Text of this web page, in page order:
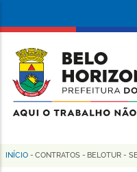
conteúdo
principal
da
Prefeitura
de
Horizonte
Trilha
INÍCIO - CONTRATOS - BELOTUR -